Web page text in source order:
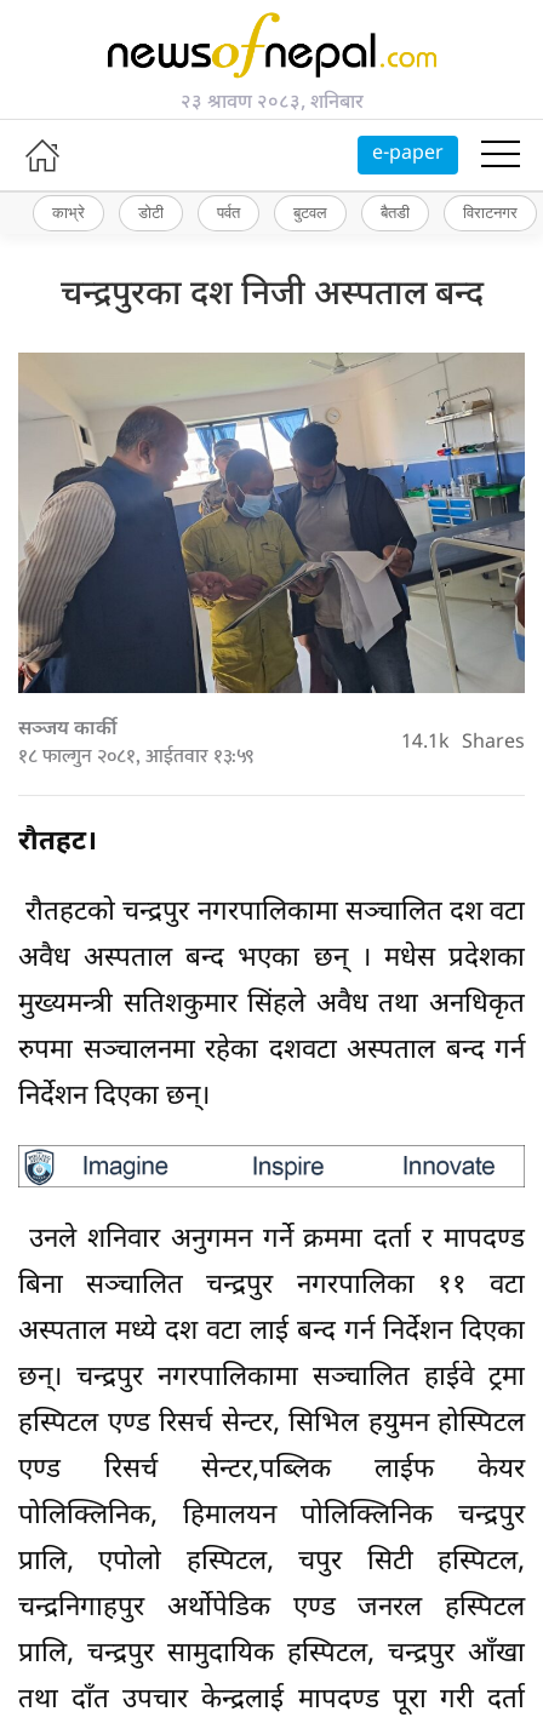
२३ श्रावण २०८३, शनिबार
e-paper
काभ्रे डोटी पर्वत बुटवल बैतडी विराटनगर
चन्द्रपुरका दश निजी अस्पताल बन्द
सञ्जय कार्की
१८ फाल्गुन २०८१, आईतवार १३:५९ 14.1k Shares
रौतहट।
रौतहटको चन्द्रपुर नगरपालिकामा सञ्चालित दश वटा
अवैध अस्पताल बन्द भएका छन् । मधेस प्रदेशका
मुख्यमन्त्री सतिशकुमार सिंहले अवैध तथा अनधिकृत
रुपमा सञ्चालनमा रहेका दशवटा अस्पताल बन्द गर्न
निर्देशन दिएका छन्।
उनले शनिवार अनुगमन गर्ने क्रममा दर्ता र मापदण्ड
बिना सञ्चालित चन्द्रपुर नगरपालिका ११ वटा
अस्पताल मध्ये दश वटा लाई बन्द गर्न निर्देशन दिएका
छन्। चन्द्रपुर नगरपालिकामा सञ्चालित हाईवे ट्रमा
हस्पिटल एण्ड रिसर्च सेन्टर, सिभिल हयुमन होस्पिटल
एण्ड रिसर्च सेन्टर,पब्लिक लाईफ केयर
पोलिक्लिनिक, हिमालयन पोलिक्लिनिक चन्द्रपुर
प्रालि, एपोलो हस्पिटल, चपुर सिटी हस्पिटल,
चन्द्रनिगाहपुर अर्थोपेडिक एण्ड जनरल हस्पिटल
प्रालि, चन्द्रपुर सामुदायिक हस्पिटल, चन्द्रपुर आँखा
तथा दाँत उपचार केन्द्रलाई मापदण्ड पूरा गरी दर्ता